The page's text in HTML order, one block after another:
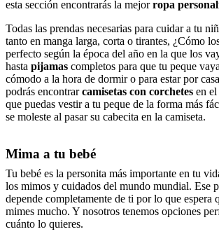
esta sección encontrarás la mejorropa
Todas las prendas necesarias para cuidar a tu
tanto en manga larga, corta o tirantes, ¿Cómo
perfecto según la época del año en la que los
hasta pijamas completos para que tu peque
cómodo a la hora de dormir o para estar por
podrás encontrarcamisetas con corchetes en
que puedas vestir a tu peque de la forma más
se moleste al pasar su cabecita en la camiseta.
Mima a tu bebé
Tu bebé es la personita más importante en tu
los mimos y cuidados del mundo mundial. Ese
depende completamente de ti por lo que espera
mimes mucho. Y nosotros tenemos opciones
cuánto lo quieres.